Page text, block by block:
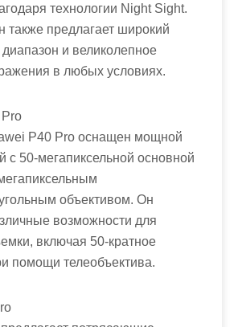
технологии Night Sight.
также предлагает широкий
и великолепное
в любых условиях.
P40 Pro оснащен мощной
с 50-мегапиксельной основной
объективом. Он
возможности для
включая 50-кратное
помощи телеобъектива.